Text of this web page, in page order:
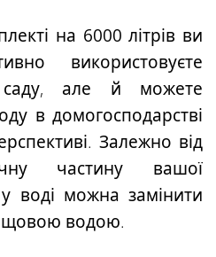
на 6000 літрів ви
використовуєте
але й можете
в домогосподарстві
Залежно від
частину вашої
воді можна замінити
водою.